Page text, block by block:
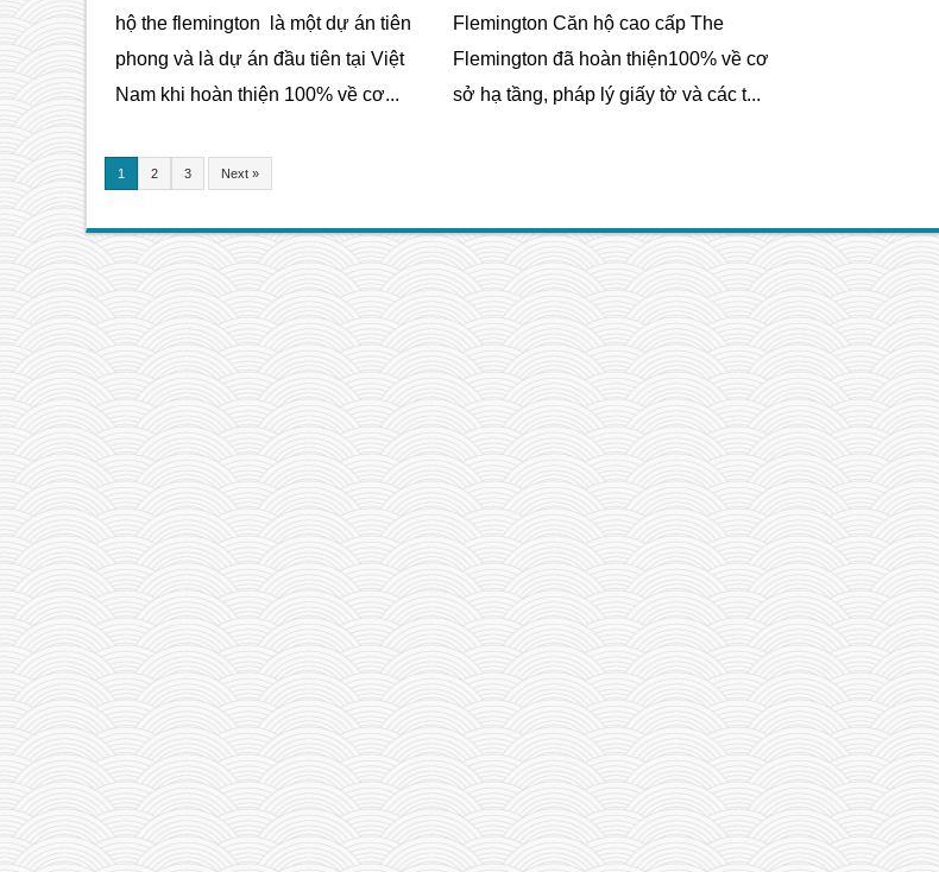
hộ the flemington là một dự án tiên
phong và là dự án đầu tiên tại Việt
Nam khi hoàn thiện 100% về cơ...
Flemington Căn hộ cao cấp The
Flemington đã hoàn thiện100% về cơ
sở hạ tầng, pháp lý giấy tờ và các t...
1 2 3 Next »